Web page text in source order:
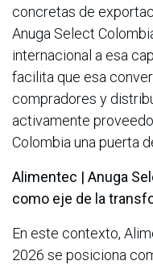
concretas de
Anuga Select
internacional a esa
facilita que esa
compradores y
activamente
Colombia una puerta
Alimentec | Anuga
como eje de la
En este contexto,
2026 se posiciona